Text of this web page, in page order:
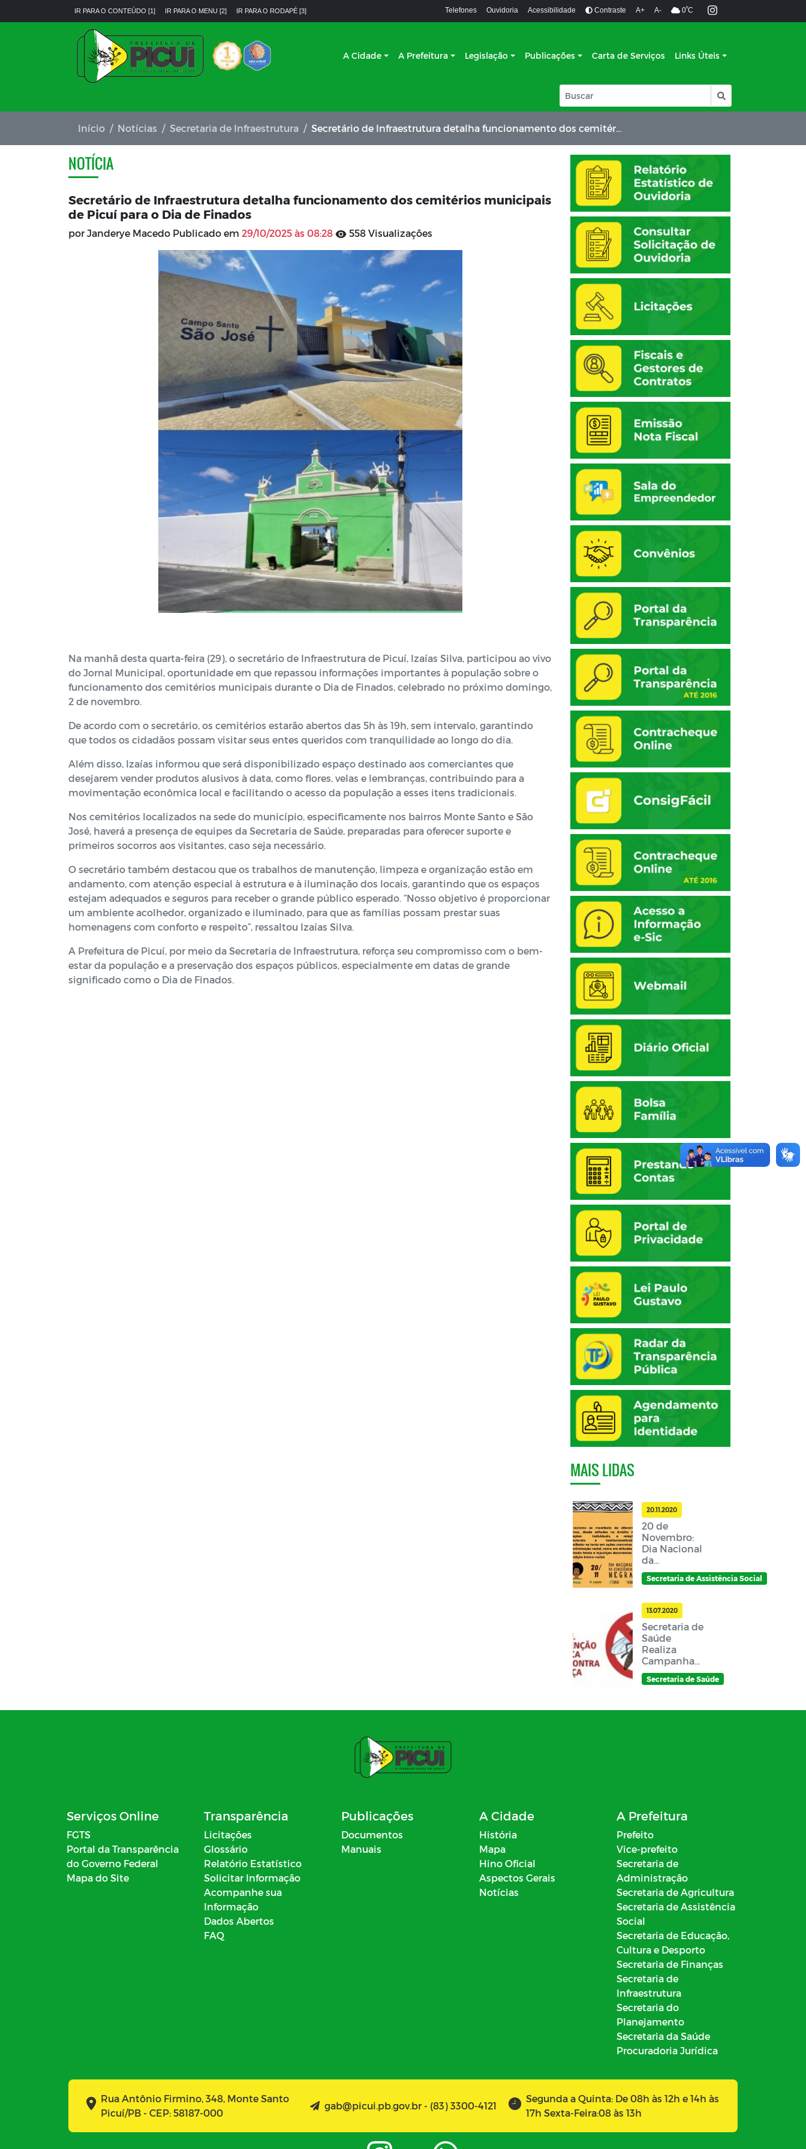
IR PARA O CONTEÚDO [1] IR PARA O MENU [2] IR PARA O RODAPÉ [3] Telefones Ouvidoria Acessibilidade Contraste A+ A- 0ºC
A Cidade A Prefeitura Legislação Publicações Carta de Serviços Links Úteis
Início Notícias Secretaria de Infraestrutura Secretário de Infraestrutura detalha funcionamento dos cemitérios municipais de Picuí para o Dia de Finados
NOTÍCIA
Secretário de Infraestrutura detalha funcionamento dos cemitérios municipais
de Picuí para o Dia de Finados
por Janderye Macedo Publicado em 29/10/2025 às 08:28 558 Visualizações
Na manhã desta quarta-feira (29), o secretário de Infraestrutura de Picuí, Izaías Silva, participou ao vivo
do Jornal Municipal, oportunidade em que repassou informações importantes à população sobre o
funcionamento dos cemitérios municipais durante o Dia de Finados, celebrado no próximo domingo,
2 de novembro.
De acordo com o secretário, os cemitérios estarão abertos das 5h às 19h, sem intervalo, garantindo
que todos os cidadãos possam visitar seus entes queridos com tranquilidade ao longo do dia.
Além disso, Izaías informou que será disponibilizado espaço destinado aos comerciantes que
desejarem vender produtos alusivos à data, como flores, velas e lembranças, contribuindo para a
movimentação econômica local e facilitando o acesso da população a esses itens tradicionais.
Nos cemitérios localizados na sede do município, especificamente nos bairros Monte Santo e São
José, haverá a presença de equipes da Secretaria de Saúde, preparadas para oferecer suporte e
primeiros socorros aos visitantes, caso seja necessário.
O secretário também destacou que os trabalhos de manutenção, limpeza e organização estão em
andamento, com atenção especial à estrutura e à iluminação dos locais, garantindo que os espaços
estejam adequados e seguros para receber o grande público esperado. “Nosso objetivo é proporcionar
um ambiente acolhedor, organizado e iluminado, para que as famílias possam prestar suas
homenagens com conforto e respeito”, ressaltou Izaías Silva.
A Prefeitura de Picuí, por meio da Secretaria de Infraestrutura, reforça seu compromisso com o bem-
estar da população e a preservação dos espaços públicos, especialmente em datas de grande
significado como o Dia de Finados.
MAIS LIDAS
20.11.2020
20 de
Novembro:
Dia Nacional
da
Consciência
Negra
Secretaria de Assistência Social
13.07.2020
Secretaria de
Saúde
Realiza
Campanha
de Combate
à Dengue no
Secretaria de Saúde
Serviços Online
FGTS
Portal da Transparência
do Governo Federal
Mapa do Site
Transparência
Licitações
Glossário
Relatório Estatístico
Solicitar Informação
Acompanhe sua
Informação
Dados Abertos
FAQ
Publicações
Documentos
Manuais
A Cidade
História
Mapa
Hino Oficial
Aspectos Gerais
Notícias
A Prefeitura
Prefeito
Vice-prefeito
Secretaria de
Administração
Secretaria de Agricultura
Secretaria de Assistência
Social
Secretaria de Educação,
Cultura e Desporto
Secretaria de Finanças
Secretaria de
Infraestrutura
Secretaria do
Planejamento
Secretaria da Saúde
Procuradoria Jurídica
Rua Antônio Firmino, 348, Monte Santo
Picuí/PB - CEP: 58187-000
gab@picui.pb.gov.br - (83) 3300-4121
Segunda a Quinta: De 08h às 12h e 14h às
17h Sexta-Feira:08 às 13h